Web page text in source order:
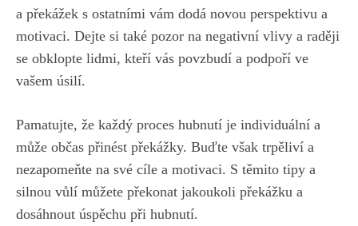
a překážek s ostatními vám dodá‌ novou‌ perspektivu a
motivaci. Dejte​ si také pozor na negativní vlivy a raději
se‌ obklopte lidmi, kteří vás⁤ povzbudí ‌a podpoří ve⁤
vašem úsilí.
Pamatujte,⁢ že každý⁤ proces hubnutí je individuální a
může občas přinést překážky. ‌Buďte však ⁣trpěliví a⁣
nezapomeňte na své cíle a motivaci. S ​těmito tipy a
silnou vůlí ​můžete⁤ překonat jakoukoli překážku a
dosáhnout úspěchu při hubnutí.